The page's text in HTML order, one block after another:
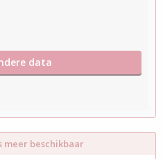
data
meer beschikbaar